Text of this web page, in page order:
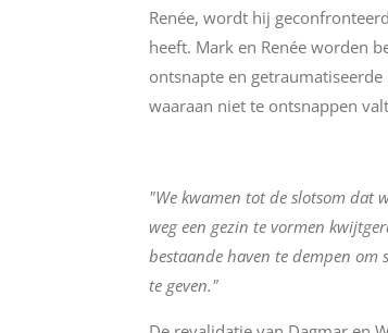
Renée, wordt hij
heeft. Mark en Renée worden
ontsnapte en
waaraan niet te ontsnappen
"We kwamen tot de slotsom dat
weg een gezin te vormen
bestaande haven te dempen om
te geven."